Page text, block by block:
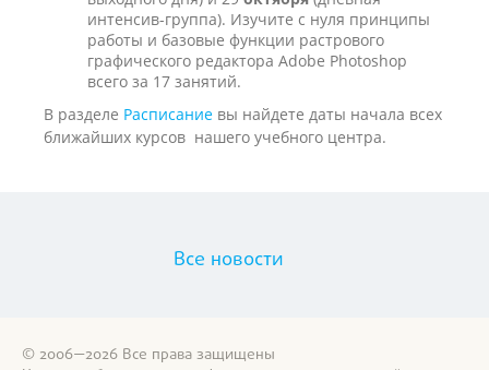
интенсив-группа). Изучите с нуля принципы
работы и базовые функции растрового
графического редактора Adobe Photoshop
всего за 17 занятий.
В разделе Расписание вы найдете даты начала всех
ближайших курсов нашего учебного центра.
Все новости
© 2006—2026 Все права защищены